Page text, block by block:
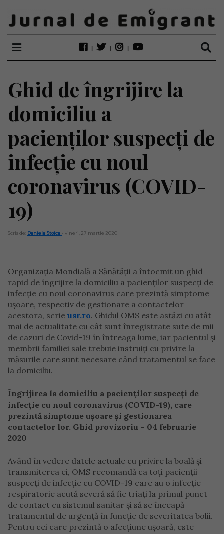
Ghid de îngrijire la
domiciliu a
pacienților suspecți de
infecție cu noul
coronavirus (COVID-
19)
Scris de: Daniela Stoica - vineri, 27 martie 2020
Organizația Mondială a Sănătății a întocmit un ghid
rapid de îngrijire la domiciliu a pacienților suspecți de
infecție cu noul coronavirus care prezintă simptome
ușoare, respectiv de gestionare a contactelor
acestora, scrie usr.ro. Ghidul OMS este astăzi cu atât
mai de actualitate cu cât sunt înregistrate sute de mii
de cazuri de Covid-19 în întreaga lume, iar pacientul și
membrii familiei sale trebuie instruiți cu privire la
măsurile care sunt necesare când tratamentul se face
la domiciliu.
Îngrijirea la domiciliu a pacienților suspecți de
infecție cu noul coronavirus (COVID-19), care
prezintă simptome ușoare și gestionarea
contactelor lor. Ghid provizoriu – 04 februarie
2020
Având în vedere datele actuale cu privire la boală și
transmiterea ei, OMS recomandă ca toți pacienții
suspecți de infecție cu COVID-19 care au o infecție
respiratorie acută severă să fie triați la primul punct
de contact cu sistemul sanitar și să se înceapă
tratamentul de urgență în funcție de severitatea bolii.
Pentru cei care prezintă o afecțiune ușoară, este